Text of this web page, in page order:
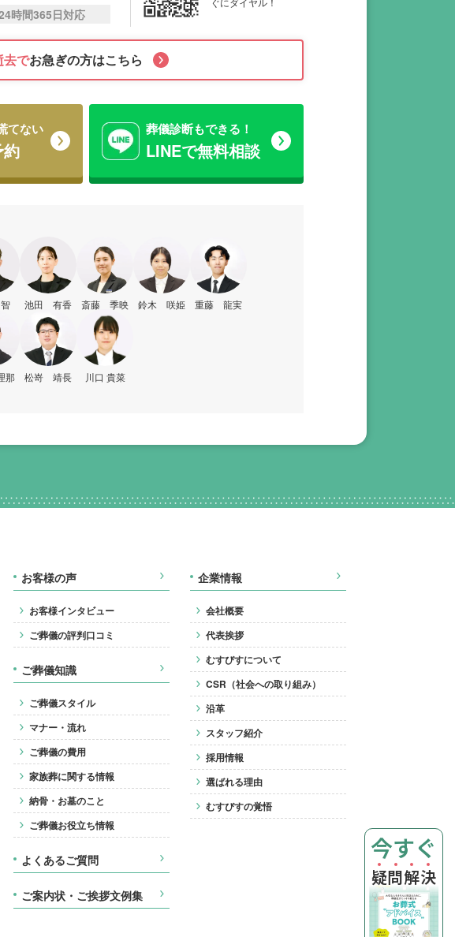
時間365日対応
去でお急ぎの方はこちら
てない 葬儀診断もできる！
LINEで無料相談
池田 有香 斎藤 季映 鈴木 咲姫 重藤 龍実
那 松嵜 靖長 川口 貴菜
お客様の声
お客様インタビュー
ご葬儀の評判口コミ
ご葬儀知識
ご葬儀スタイル
マナー・流れ
ご葬儀の費用
家族葬に関する情報
納骨・お墓のこと
ご葬儀お役立ち情報
よくあるご質問
ご案内状・ご挨拶文例集
企業情報
会社概要
代表挨拶
むすびすについて
CSR（社会への取り組み）
沿革
スタッフ紹介
採用情報
選ばれる理由
むすびすの覚悟
今すぐ
疑問解決